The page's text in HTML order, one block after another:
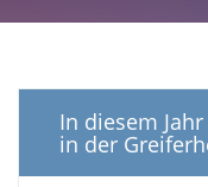
In diesem
in der